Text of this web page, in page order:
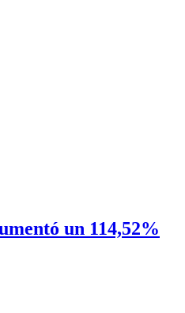
un 114,52%